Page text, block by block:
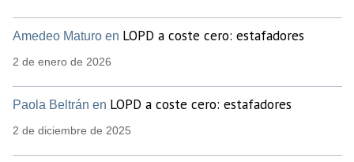
Amedeo Maturo en LOPD a coste cero: estafadores
2 de enero de 2026
Paola Beltrán en LOPD a coste cero: estafadores
2 de diciembre de 2025